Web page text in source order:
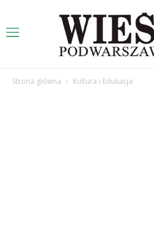
Strona główna Kultura i Edukacja